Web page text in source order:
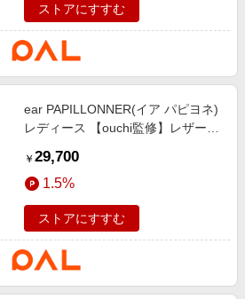
ストアにすすむ
ear PAPILLONNER(イア パピヨネ)
レディース 【ouchi監修】レザーコ
￥ 29,700
1.5%
ストアにすすむ